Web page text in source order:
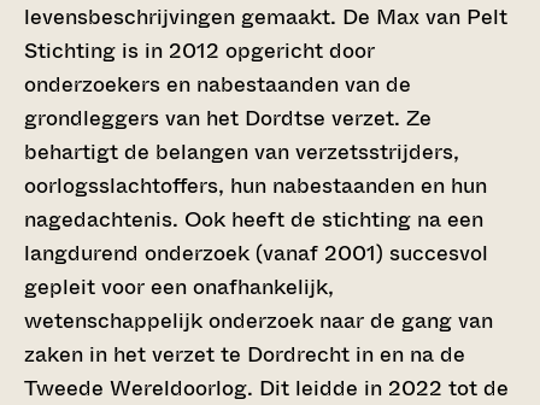
levensbeschrijvingen gemaakt. De Max van Pelt
Stichting is in 2012 opgericht door
onderzoekers en nabestaanden van de
grondleggers van het Dordtse verzet. Ze
behartigt de belangen van verzetsstrijders,
oorlogsslachtoffers, hun nabestaanden en hun
nagedachtenis. Ook heeft de stichting na een
langdurend onderzoek (vanaf 2001) succesvol
gepleit voor een onafhankelijk,
wetenschappelijk onderzoek naar de gang van
zaken in het verzet te Dordrecht in en na de
Tweede Wereldoorlog. Dit leidde in 2022 tot de